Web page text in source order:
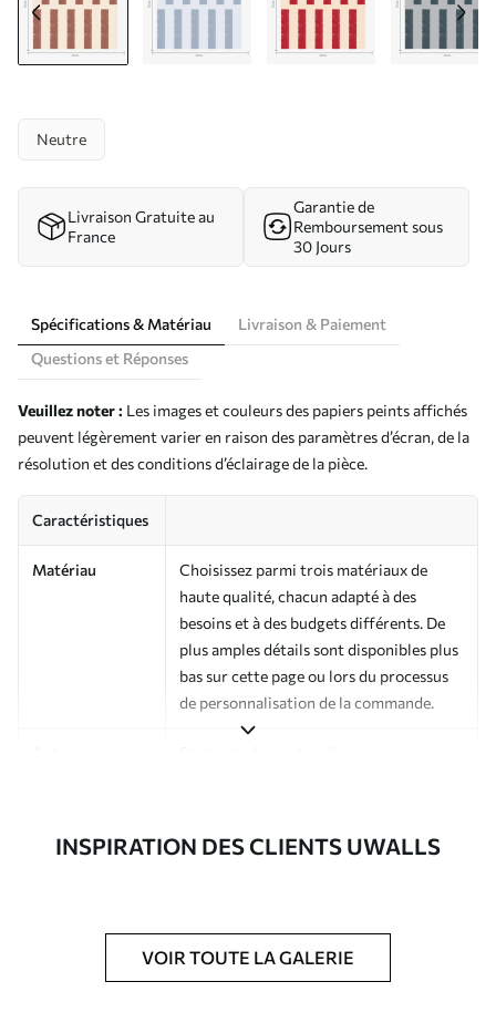
Neutre
Livraison Gratuite au
France
Garantie de
Remboursement sous
30 Jours
Spécifications & Matériau
Livraison & Paiement
Questions et Réponses
Veuillez noter : Les images et couleurs des papiers peints affichés
peuvent légèrement varier en raison des paramètres d’écran, de la
résolution et des conditions d’éclairage de la pièce.
Caractéristiques
Matériau
Choisissez parmi trois matériaux de
haute qualité, chacun adapté à des
besoins et à des budgets différents. De
plus amples détails sont disponibles plus
bas sur cette page ou lors du processus
de personnalisation de la commande.
Finition Semi-mate
Vernis protecteur et/ou colle pour
INSPIRATION DES CLIENTS UWALLS
VOIR TOUTE LA GALERIE